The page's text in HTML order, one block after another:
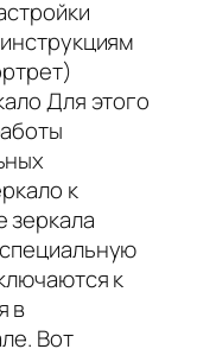
Для этого
к
зеркала
к
в
Вот